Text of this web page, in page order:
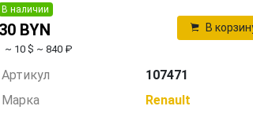
В наличии
30 BYN
~ 10 $ ~ 840 ₽
В
Артикул
107471
Марка
Renault